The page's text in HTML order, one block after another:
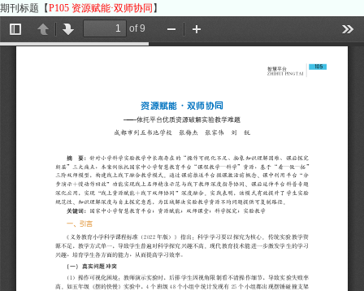
期刊标题【P105 资源赋能·双师协同 】